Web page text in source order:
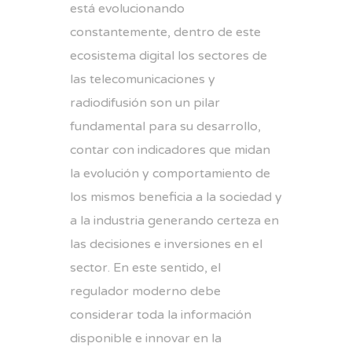
está evolucionando
constantemente, dentro de este
ecosistema digital los sectores de
las telecomunicaciones y
radiodifusión son un pilar
fundamental para su desarrollo,
contar con indicadores que midan
la evolución y comportamiento de
los mismos beneficia a la sociedad y
a la industria generando certeza en
las decisiones e inversiones en el
sector. En este sentido, el
regulador moderno debe
considerar toda la información
disponible e innovar en la